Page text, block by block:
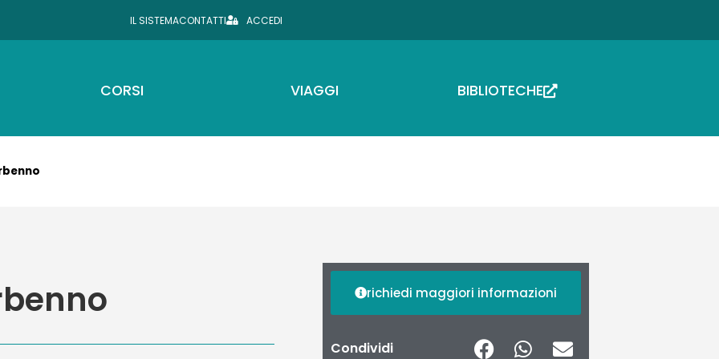
IL SISTEMACONTATTI ACCEDI
CORSI VIAGGI BIBLIOTECHE
richiedi maggiori informazioni
Condividi